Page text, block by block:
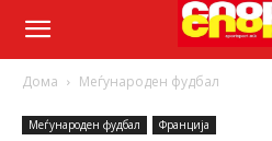
Дома Меѓународен фудбал
Меѓународен фудбал Франција